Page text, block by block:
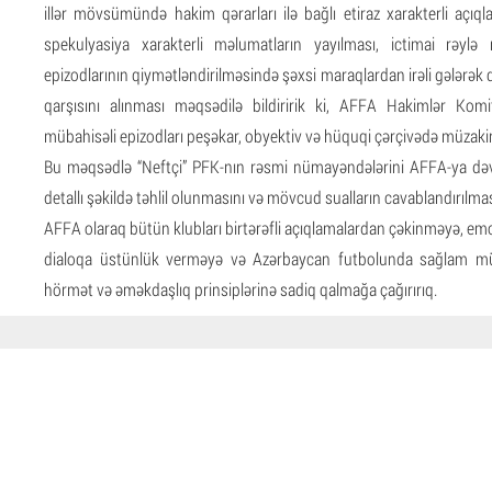
illər mövsümündə hakim qərarları ilə bağlı etiraz xarakterli
spekulyasiya xarakterli məlumatların yayılması, ictimai
epizodlarının qiymətləndirilməsində şəxsi maraqlardan irəli gələrək
qarşısını alınması məqsədilə bildiririk ki, AFFA Hakimlər
mübahisəli epizodları peşəkar, obyektiv və hüquqi çərçivədə
Bu məqsədlə “Neftçi” PFK-nın rəsmi nümayəndələrini AFFA-ya
detallı şəkildə təhlil olunmasını və mövcud sualların
AFFA olaraq bütün klubları birtərəfli açıqlamalardan çəkinməyə,
dialoqa üstünlük verməyə və Azərbaycan futbolunda sağlam
hörmət və əməkdaşlıq prinsiplərinə sadiq qalmağa çağırırıq.